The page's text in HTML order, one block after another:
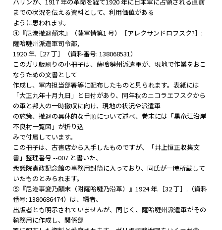
ハリンが、1917 年の革命を経て1920 年に日本軍に占領される直前
までの状況を伝える資料として、利用価値がある
ように思われます。
④『尼港撤退顛末』（薩軍情第1 号）［アレクサンドロフスク?］:
薩哈嗹州派遣軍司令部,
1920 年.［27 丁］（資料番号: 138068531）
このガリ版刷りの小冊子は、薩哈嗹州派遣軍が、現地で作業をおこ
なうための文書として
作成し、軍内担当部署等に配布したものと見られます。表紙には
「大正九年十月九日」と日付があり、同年秋のニコラエフスクから
の軍と邦人の一時撤収に向け、現地の状況や派遣軍
の施策、撤退の具体的な手順について述べ、巻末には「黒竜江沿岸
不良村一覧図」が折り込
みで付属しています。
この冊子は、古書店から入手したものですが、「井上恒正収集文
書」整理番号 --007 と書いた、
衆議院憲政記念館の事務用封筒に入っており、同氏が一時所蔵して
いたものとみられます。
⑤『尼港事変乃顛末（附薩哈嗹乃沿革）』1924 年.［32 丁］.（資料
番号: 1380686474）は、編者、
出版者とも明示されていませんが、同じく、薩哈嗹州派遣軍がその
執務用に作成し、関係部